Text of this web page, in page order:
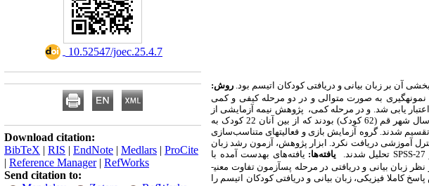
آن بر زبان بیانی و دریافتی کودکان اتیسم بود. روش:
به صورت متوالی و در دو مرحله کیفی و کمی
یابی شد. و در مرحله کمی، پژوهش نیمه آزمایشی از
به
سازی
دریافت کرد و گروه کنترل آموزشی دریافت نکرد. ابزار پژوهش، آزمون رشد زبان
SPSS-27 تحلیل شدند. یافته‌ها: یافته‌های به­دست آمده با
زبان بیانی و دریافتی در مرحله پس­آزمون تفاوت معنی­
کاملا فیزیکی، زبان بیانی و دریافتی کودکان اتیسم را
‎ 10.52547/joec.25.4.7
Download citation:
BibTeX | RIS | EndNote | Medlars | ProCite
| Reference Manager| RefWorks
Send citation to: